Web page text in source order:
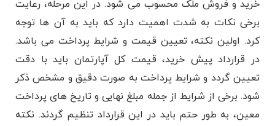
خرید و فروش ملک محسوب می ‌شود. در این مرحله، رعایت
برخی نکات به شدت اهمیت دارد که باید به آن ‌ها توجه
کرد. اولین نکته، تعیین قیمت و شرایط پرداخت می ‌باشد.
در قرارداد پیش ‌خرید، قیمت کل آپارتمان باید با دقت
تعیین گردد و شرایط پرداخت به صورت دقیق و مشخص ذکر
شود. برخی از شرایط از جمله مبلغ نهایی و تاریخ ‌های پرداخت
معین، به طور حتم باید در این قرارداد تنظیم گردند. نکته